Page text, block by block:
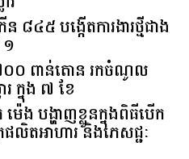
៨៤៥​ ​បង្កើត​ការងារ​ថ្មី​ជាង​
១​
៧០០ ពាន់តោន រកចំណូល
ក្នុង ៧ ខែ
ង បង្ហាញខ្លួនក្នុងពិធីបើក
ផលិតអាហារ និងភេសជ្ជៈ